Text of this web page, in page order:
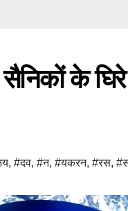
के घिरे
, #दव, #न, #यकरन, #रस,